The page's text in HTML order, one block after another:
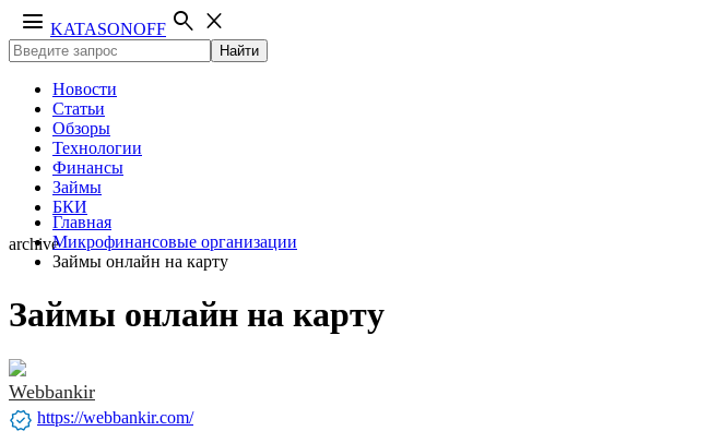
menu KATASONOFF search close
Найти
Новости
Статьи
Обзоры
Технологии
Финансы
Займы
БКИ
archive
Главная
Микрофинансовые организации
Займы онлайн на карту
Займы онлайн на карту
Webbankir
verified https://webbankir.com/